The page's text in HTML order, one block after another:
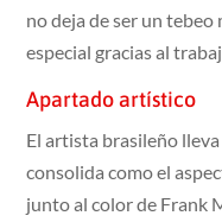
no deja de ser un
especial gracias al
Apartado artístico
El artista brasileño
consolida como el
junto al color de Frank